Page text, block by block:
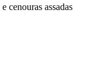
cenouras assadas